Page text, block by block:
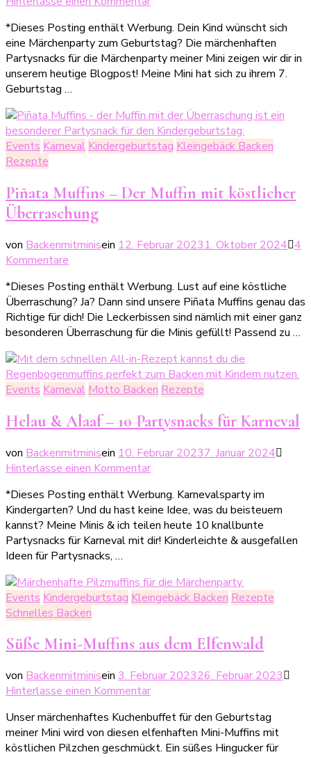
märchenhafte
Snacks
für
die
*Dieses Posting enthält Werbung. Dein Kind wünscht sich
eine Märchenparty zum Geburtstag? Die märchenhaften
Partysnacks für die Märchenparty meiner Mini zeigen wir dir in
unserem heutige Blogpost! Meine Mini hat sich zu ihrem 7.
Geburtstag …
Events Karneval Kindergeburtstag Kleingebäck Backen
Rezepte
Piñata Muffins – Der Muffin mit köstlicher
Überraschung
von Backenmitminisein 12. Februar 20231. Oktober 2024 4
Kommentare
Muffins
–
Der
Muffin
mit
köstlicher
Überraschung
*Dieses Posting enthält Werbung. Lust auf eine köstliche
Überraschung? Ja? Dann sind unsere Piñata Muffins genau das
Richtige für dich! Die Leckerbissen sind nämlich mit einer ganz
besonderen Überraschung für die Minis gefüllt! Passend zu …
Events Karneval Motto Backen Rezepte
Helau & Alaaf – 10 Partysnacks für Karneval
von Backenmitminisein 10. Februar 20237. Januar 2024
Hinterlasse einen Kommentarzu
&
Alaaf
–
10
für
Karneval
*Dieses Posting enthält Werbung. Karnevalsparty im
Kindergarten? Und du hast keine Idee, was du beisteuern
kannst? Meine Minis & ich teilen heute 10 knallbunte
Partysnacks für Karneval mit dir! Kinderleichte & ausgefallen
Ideen für Partysnacks, …
Events Kindergeburtstag Kleingebäck Backen Rezepte
Schnelles Backen
Süße Mini-Muffins aus dem Elfenwald
von Backenmitminisein 3. Februar 202326. Februar 2023
Hinterlasse einen Kommentarzu
Mini-
Muffins
aus
Unser märchenhaftes Kuchenbuffet für den Geburtstag
meiner Mini wird von diesen elfenhaften Mini-Muffins mit
köstlichen Pilzchen geschmückt. Ein süßes Hingucker für